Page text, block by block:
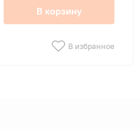
В корзину
В избранное